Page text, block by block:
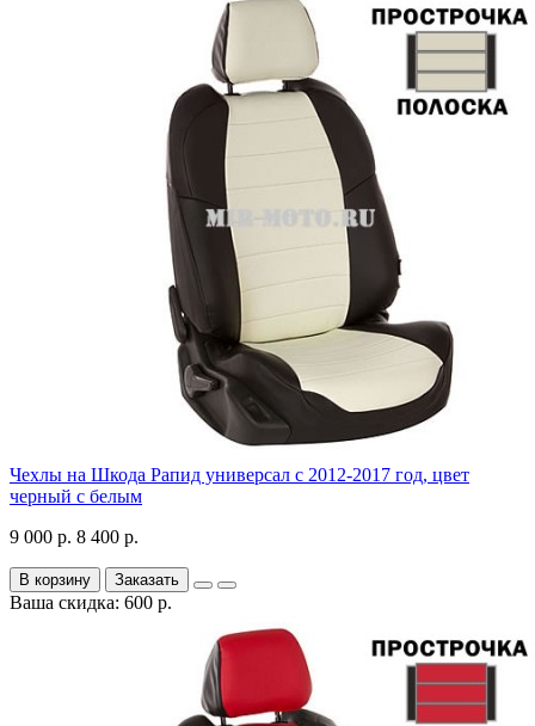
Чехлы на Шкода Рапид универсал с 2012-2017 год, цвет
черный с белым
9 000 р. 8 400 р.
В корзину Заказать
Ваша скидка: 600 р.